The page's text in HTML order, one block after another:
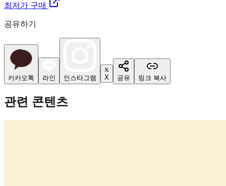
최저가 구매
공유하기
카카오톡 라인 인스타그램 X 공유 링크 복사
관련 콘텐츠